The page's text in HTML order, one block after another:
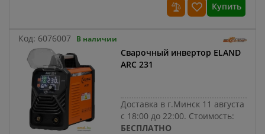
Купить
Код: 6076007 В наличии
Сварочный инвертор ELAND
ARC 231
Доставка в г.Минск 11 августа
с 18:00 до 22:00. Стоимость:
БЕСПЛАТНО